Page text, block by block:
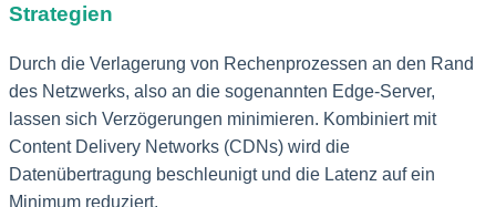
Strategien
Durch die Verlagerung von Rechenprozessen an den Rand
des Netzwerks, also an die sogenannten Edge-Server,
lassen sich Verzögerungen minimieren. Kombiniert mit
Content Delivery Networks (CDNs) wird die
Datenübertragung beschleunigt und die Latenz auf ein
Minimum reduziert.